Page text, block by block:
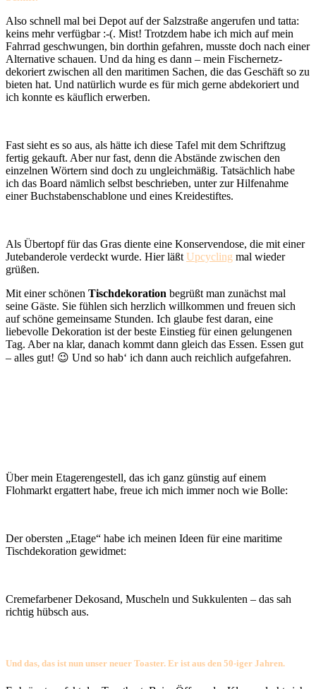
Also schnell mal bei Depot auf der Salzstraße angerufen und tatta:
keins mehr verfügbar :-(. Mist! Trotzdem habe ich mich auf mein
Fahrrad geschwungen, bin dorthin gefahren, musste doch nach einer
Alternative schauen. Und da hing es dann – mein Fischernetz-
dekoriert zwischen all den maritimen Sachen, die das Geschäft so zu
bieten hat. Und natürlich wurde es für mich gerne abdekoriert und
ich konnte es käuflich erwerben.
Fast sieht es so aus, als hätte ich diese Tafel mit dem Schriftzug
fertig gekauft. Aber nur fast, denn die Abstände zwischen den
einzelnen Wörtern sind doch zu ungleichmäßig. Tatsächlich habe
ich das Board nämlich selbst beschrieben, unter zur Hilfenahme
einer Buchstabenschablone und eines Kreidestiftes.
Als Übertopf für das Gras diente eine Konservendose, die mit einer
Jutebanderole verdeckt wurde. Hier läßt Upcycling mal wieder
grüßen.
Mit einer schönen Tischdekoration begrüßt man zunächst mal
seine Gäste. Sie fühlen sich herzlich willkommen und freuen sich
auf schöne gemeinsame Stunden. Ich glaube fest daran, eine
liebevolle Dekoration ist der beste Einstieg für einen gelungenen
Tag. Aber na klar, danach kommt dann gleich das Essen. Essen gut
– alles gut! 😉 Und so hab‘ ich dann auch reichlich aufgefahren.
Über mein Etagerengestell, das ich ganz günstig auf einem
Flohmarkt ergattert habe, freue ich mich immer noch wie Bolle:
Der obersten „Etage“ habe ich meinen Ideen für eine maritime
Tischdekoration gewidmet:
Cremefarbener Dekosand, Muscheln und Sukkulenten – das sah
richtig hübsch aus.
Und das, das ist nun unser neuer Toaster. Er ist aus den 50-iger Jahren.